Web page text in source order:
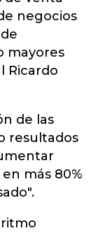
negocios
mayores
Ricardo
de las
resultados
más 80%